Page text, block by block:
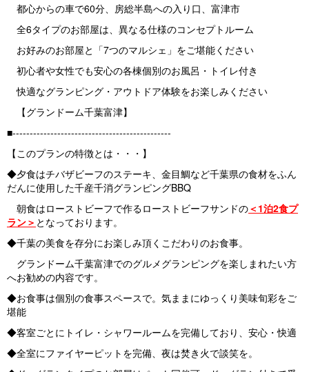
都心からの車で60分、房総半島への入り口、富津市
全6タイプのお部屋は、異なる仕様のコンセプトルーム
お好みのお部屋と「7つのマルシェ」をご堪能ください
初心者や女性でも安心の各棟個別のお風呂・トイレ付き
快適なグランピング・アウトドア体験をお楽しみください
【グランドーム千葉富津】
■----------------------------------------------
【このプランの特徴とは・・・】
◆夕食はチバザビーフのステーキ、金目鯛など千葉県の食材をふん
だんに使用した千産千消グランピングBBQ
朝食はローストビーフで作るローストビーフサンドの＜1泊2食プ
ラン＞ となっております。
◆千葉の美食を存分にお楽しみ頂くこだわりのお食事。
グランドーム千葉富津でのグルメグランピングを楽しまれたい方
へお勧めの内容です。
◆お食事は個別の食事スペースで。気ままにゆっくり美味旬彩をご
堪能
◆客室ごとにトイレ・シャワールームを完備しており、安心・快適
◆全室にファイヤーピットを完備、夜は焚き火で談笑を。